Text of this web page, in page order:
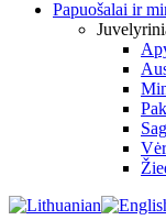
Papuošalai ir